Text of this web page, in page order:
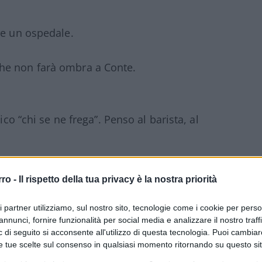
- Il rispetto della tua privacy è la nostra priorità
partner utilizziamo, sul nostro sito, tecnologie come i cookie per
fornire funzionalità per social media e analizzare il nostro
di seguito si acconsente all'utilizzo di questa tecnologia. Puoi
tue scelte sul consenso in qualsiasi momento ritornando su questo
un ospedale.
non farà ombra a Conte.
“chi se ne frega”. Penso al barista, al
Lagardeieri ha fatto crollare i mercati
mentre